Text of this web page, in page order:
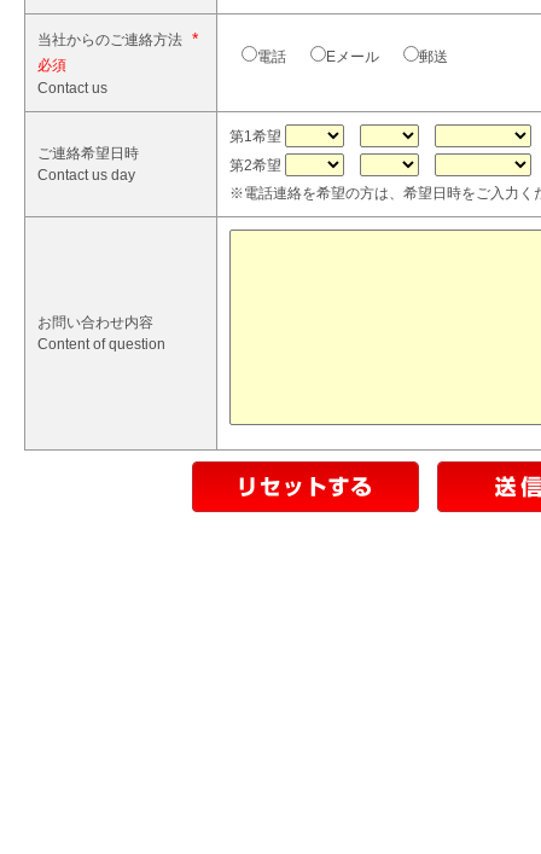
当社からのご連絡方法 *
Contact us
電話 Eメール 郵送
ご連絡希望日時
Contact us day
第1希望
第2希望
※電話連絡を希望の方は、希望日時をご入力く
お問い合わせ内容
Content of question